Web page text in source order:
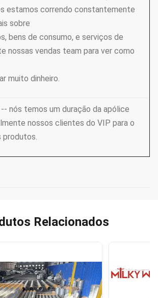
estamos correndo constantemente
sobre
bens de consumo, e serviços de
nossas vendas team para ver como
muito dinheiro.
nós temos um duração da apólice
nossos clientes do VIP para o
produtos.
Relacionados